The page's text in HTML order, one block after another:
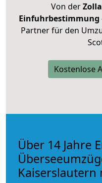
Von der
Einfuhrbestimmung
Partner für den
Kostenlose
Über 14 Jahre
Kaiserslautern